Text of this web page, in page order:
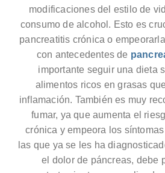
modificaciones del estilo de
consumo de alcohol. Esto es
pancreatitis crónica o
con antecedentes de
importante seguir una dieta
alimentos ricos en grasas
inflamación. También es muy
fumar, ya que aumenta el
crónica y empeora los
las que ya se les ha
el dolor de páncreas, debe